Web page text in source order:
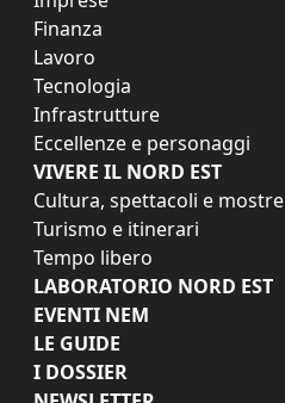
Finanza
Lavoro
Tecnologia
Infrastrutture
Eccellenze e personaggi
VIVERE IL NORD EST
Cultura, spettacoli e mostre
Turismo e itinerari
Tempo libero
LABORATORIO NORD EST
EVENTI NEM
LE GUIDE
I DOSSIER